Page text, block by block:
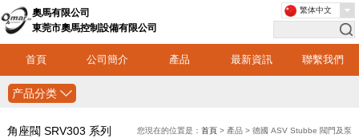
奧馬有限公司
東莞市奧馬控制設備有限公司
首頁 公司簡介 產品 最新資訊 聯繫我們
繁体中文
产品分类
角座閥 SRV303 系列 您現在的位置是：首頁 > 產品 > 德國 ASV Stubbe 閥門及泵